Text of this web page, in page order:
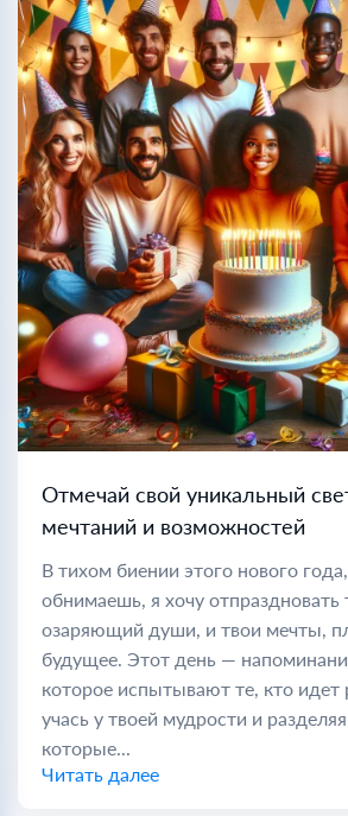
Отмечай свой уникальный
мечтаний и возможностей
В тихом биении этого нового
обнимаешь, я хочу отпраздновать
озаряющий души, и твои мечты,
будущее. Этот день —
которое испытывают те, кто идет
учась у твоей мудрости и
которые...
Читать далее